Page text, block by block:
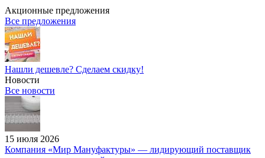
Акционные предложения
Все предложения
Нашли дешевле? Сделаем скидку!
Новости
Все новости
15 июля 2026
Компания «Мир Мануфактуры» — лидирующий поставщик